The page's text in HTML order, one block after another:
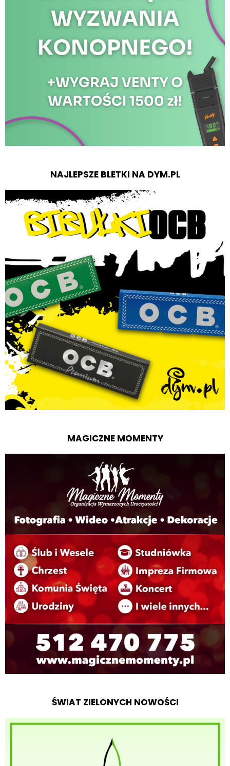
NAJLEPSZE BLETKI NA DYM.PL
MAGICZNE MOMENTY
ŚWIAT ZIELONYCH NOWOŚCI